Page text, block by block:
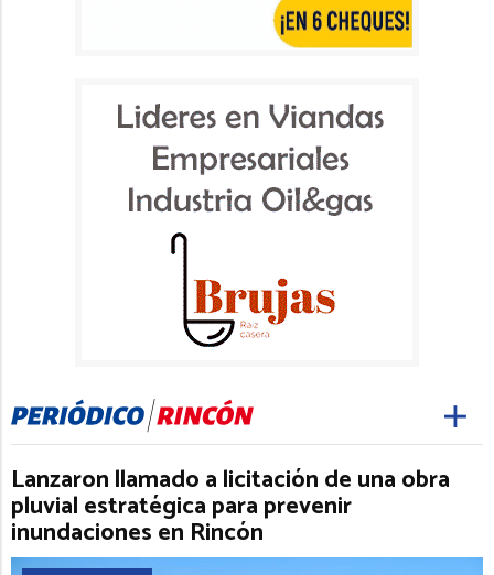
Lanzaron llamado a licitación de una obra
pluvial estratégica para prevenir
inundaciones en Rincón